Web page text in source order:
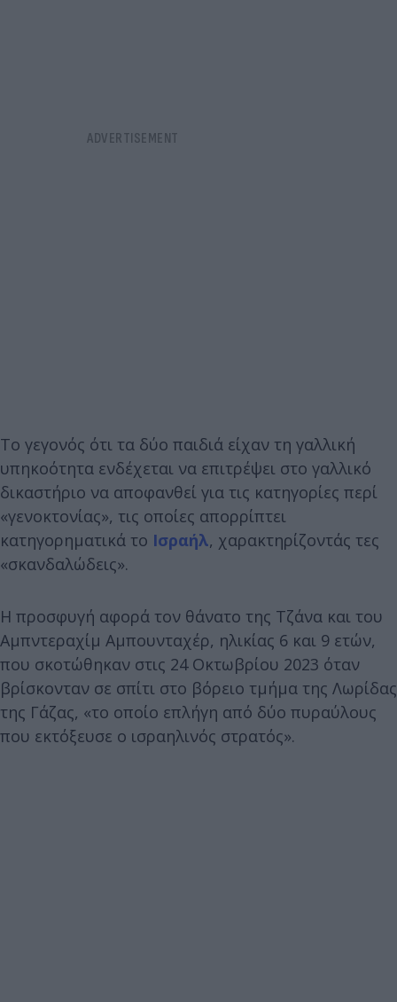
Το γεγονός ότι τα δύο παιδιά είχαν τη γαλλική
υπηκοότητα ενδέχεται να επιτρέψει στο γαλλικό
δικαστήριο να αποφανθεί για τις κατηγορίες περί
«γενοκτονίας», τις οποίες απορρίπτει
κατηγορηματικά το Ισραήλ, χαρακτηρίζοντάς τες
«σκανδαλώδεις».
Η προσφυγή αφορά τον θάνατο της Τζάνα και του
Αμπντεραχίμ Αμπουνταχέρ, ηλικίας 6 και 9 ετών,
που σκοτώθηκαν στις 24 Οκτωβρίου 2023 όταν
βρίσκονταν σε σπίτι στο βόρειο τμήμα της Λωρίδας
της Γάζας, «το οποίο επλήγη από δύο πυραύλους
που εκτόξευσε ο ισραηλινός στρατός».